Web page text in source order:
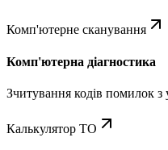
Комп'ютерне сканування
Комп'ютерна діагностика
Зчитування кодів помилок з
Калькулятор ТО